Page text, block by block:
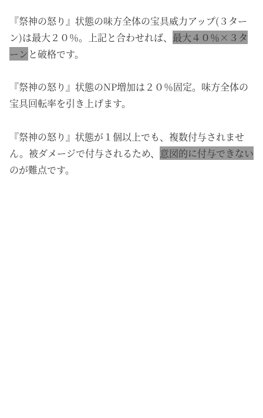
『祭神の怒り』状態の味方全体の宝具威力アップ(３ター
ン)は最大２０％。上記と合わせれば、 最大４０％×３タ
ーン と破格です。
『祭神の怒り』状態のNP増加は２０％固定。味方全体の
宝具回転率を引き上げます。
『祭神の怒り』状態が１個以上でも、複数付与されませ
ん。被ダメージで付与されるため、 意図的に付与できない
のが難点です。